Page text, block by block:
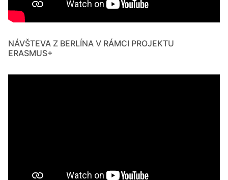
NÁVŠTEVA Z BERLÍNA V RÁMCI PROJEKTU
ERASMUS+